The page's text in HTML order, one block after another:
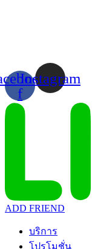
f
Instagram
ADD FRIEND
บริการ
โปรโมชั่น